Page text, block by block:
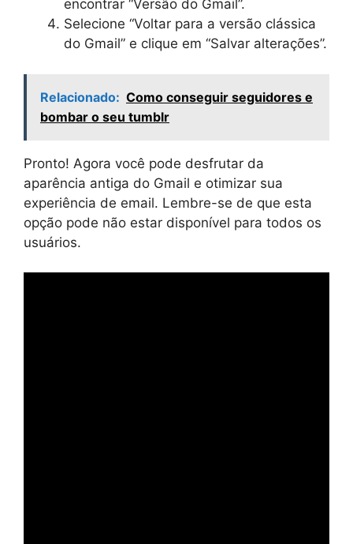
encontrar “Versão do Gmail”.
Selecione “Voltar para a versão clássica
do Gmail” e clique em “Salvar alterações”.
Relacionado: Como conseguir seguidores e
bombar o seu tumblr
Pronto! Agora você pode desfrutar da
aparência antiga do Gmail e otimizar sua
experiência de email. Lembre-se de que esta
opção pode não estar disponível para todos os
usuários.